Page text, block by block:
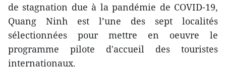
de stagnation due à la pandémie de COVID-19,
Quang Ninh est l’une des sept localités
sélectionnées pour mettre en oeuvre le
programme pilote d'accueil des touristes
internationaux.